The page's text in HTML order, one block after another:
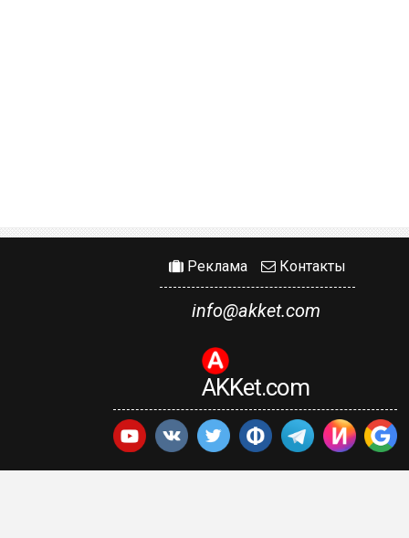
Реклама Контакты
info@akket.com
AKKet.com